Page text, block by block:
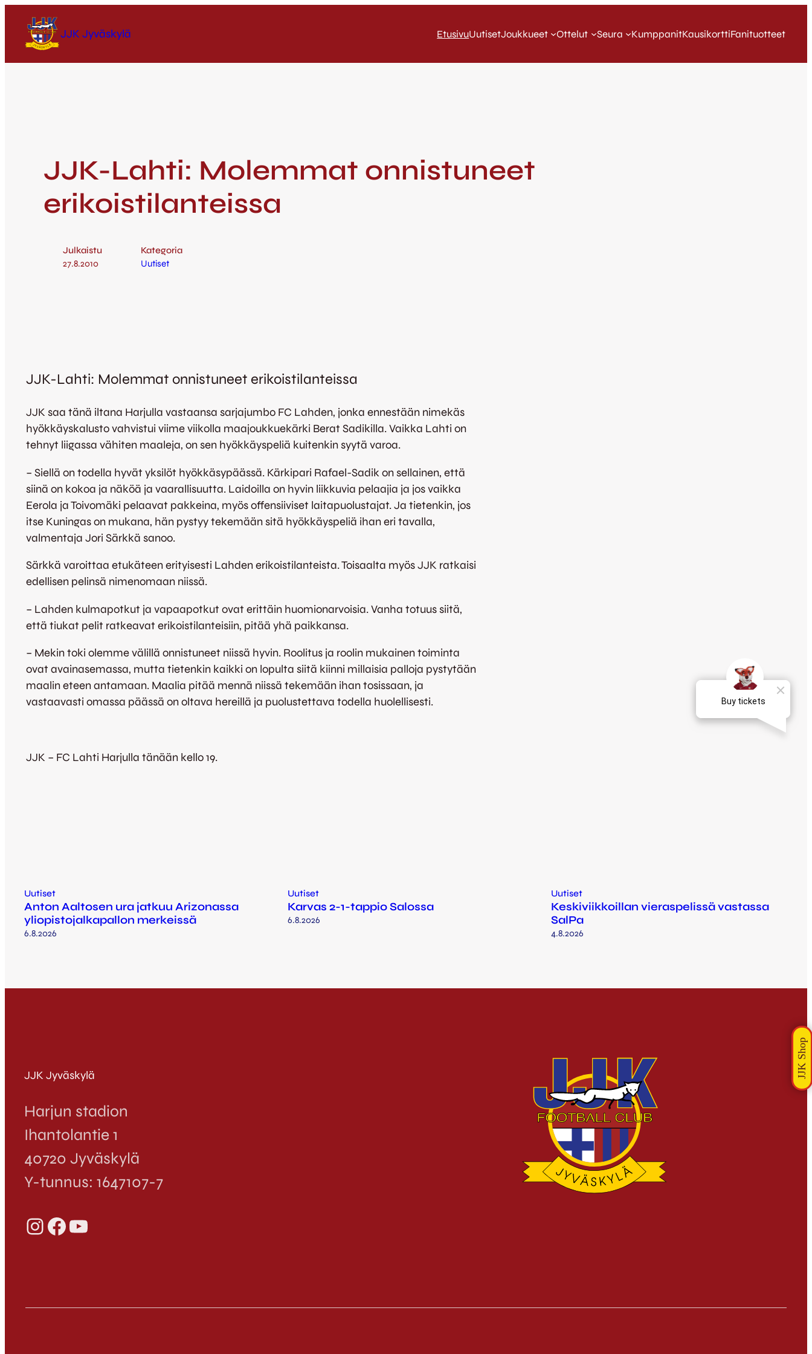
JJK Jyväskylä EtusivuUutisetJoukkueet Ottelut Seura KumppanitKausikorttiFanituotteet
JJK-Lahti: Molemmat onnistuneet
erikoistilanteissa
Julkaistu
27.8.2010
Kategoria
Uutiset
JJK-Lahti: Molemmat onnistuneet erikoistilanteissa
JJK saa tänä iltana Harjulla vastaansa sarjajumbo FC Lahden, jonka ennestään nimekäs
hyökkäyskalusto vahvistui viime viikolla maajoukkuekärki Berat Sadikilla. Vaikka Lahti on
tehnyt liigassa vähiten maaleja, on sen hyökkäyspeliä kuitenkin syytä varoa.
– Siellä on todella hyvät yksilöt hyökkäsypäässä. Kärkipari Rafael-Sadik on sellainen, että
siinä on kokoa ja näköä ja vaarallisuutta. Laidoilla on hyvin liikkuvia pelaajia ja jos vaikka
Eerola ja Toivomäki pelaavat pakkeina, myös offensiiviset laitapuolustajat. Ja tietenkin, jos
itse Kuningas on mukana, hän pystyy tekemään sitä hyökkäyspeliä ihan eri tavalla,
valmentaja Jori Särkkä sanoo.
Särkkä varoittaa etukäteen erityisesti Lahden erikoistilanteista. Toisaalta myös JJK ratkaisi
edellisen pelinsä nimenomaan niissä.
– Lahden kulmapotkut ja vapaapotkut ovat erittäin huomionarvoisia. Vanha totuus siitä,
että tiukat pelit ratkeavat erikoistilanteisiin, pitää yhä paikkansa.
– Mekin toki olemme välillä onnistuneet niissä hyvin. Roolitus ja roolin mukainen toiminta
ovat avainasemassa, mutta tietenkin kaikki on lopulta siitä kiinni millaisia palloja pystytään
maalin eteen antamaan. Maalia pitää mennä niissä tekemään ihan tosissaan, ja
vastaavasti omassa päässä on oltava hereillä ja puolustettava todella huolellisesti.
JJK – FC Lahti Harjulla tänään kello 19.
Uutiset
Anton Aaltosen ura jatkuu Arizonassa
yliopistojalkapallon merkeissä
6.8.2026
Uutiset
Karvas 2-1-tappio Salossa
6.8.2026
Uutiset
Keskiviikkoillan vieraspelissä vastassa
SalPa
4.8.2026
JJK Jyväskylä
Harjun stadion
Ihantolantie 1
40720 Jyväskylä
Y-tunnus: 1647107-7
InstagramFacebook YouTube